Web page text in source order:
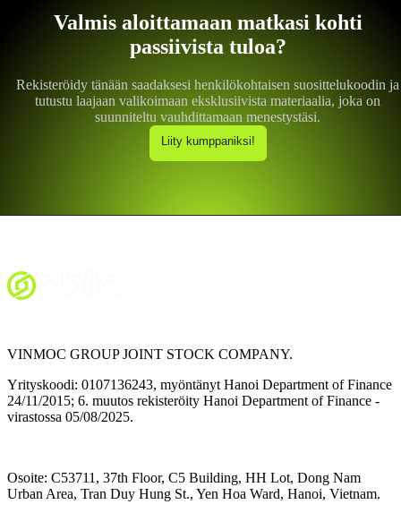
Valmis aloittamaan matkasi kohti
passiivista tuloa?
Rekisteröidy tänään saadaksesi henkilökohtaisen suosittelukoodin ja
tutustu laajaan valikoimaan eksklusiivista materiaalia, joka on
suunniteltu vauhdittamaan menestystäsi.
Liity kumppaniksi!
VINMOC GROUP JOINT STOCK COMPANY.
Yrityskoodi: 0107136243, myöntänyt Hanoi Department of Finance
24/11/2015; 6. muutos rekisteröity Hanoi Department of Finance -
virastossa 05/08/2025.
Osoite: C53711, 37th Floor, C5 Building, HH Lot, Dong Nam
Urban Area, Tran Duy Hung St., Yen Hoa Ward, Hanoi, Vietnam.